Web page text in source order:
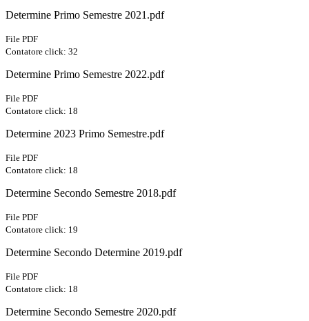
Determine Primo Semestre 2021.pdf
File PDF
Contatore click: 32
Determine Primo Semestre 2022.pdf
File PDF
Contatore click: 18
Determine 2023 Primo Semestre.pdf
File PDF
Contatore click: 18
Determine Secondo Semestre 2018.pdf
File PDF
Contatore click: 19
Determine Secondo Determine 2019.pdf
File PDF
Contatore click: 18
Determine Secondo Semestre 2020.pdf